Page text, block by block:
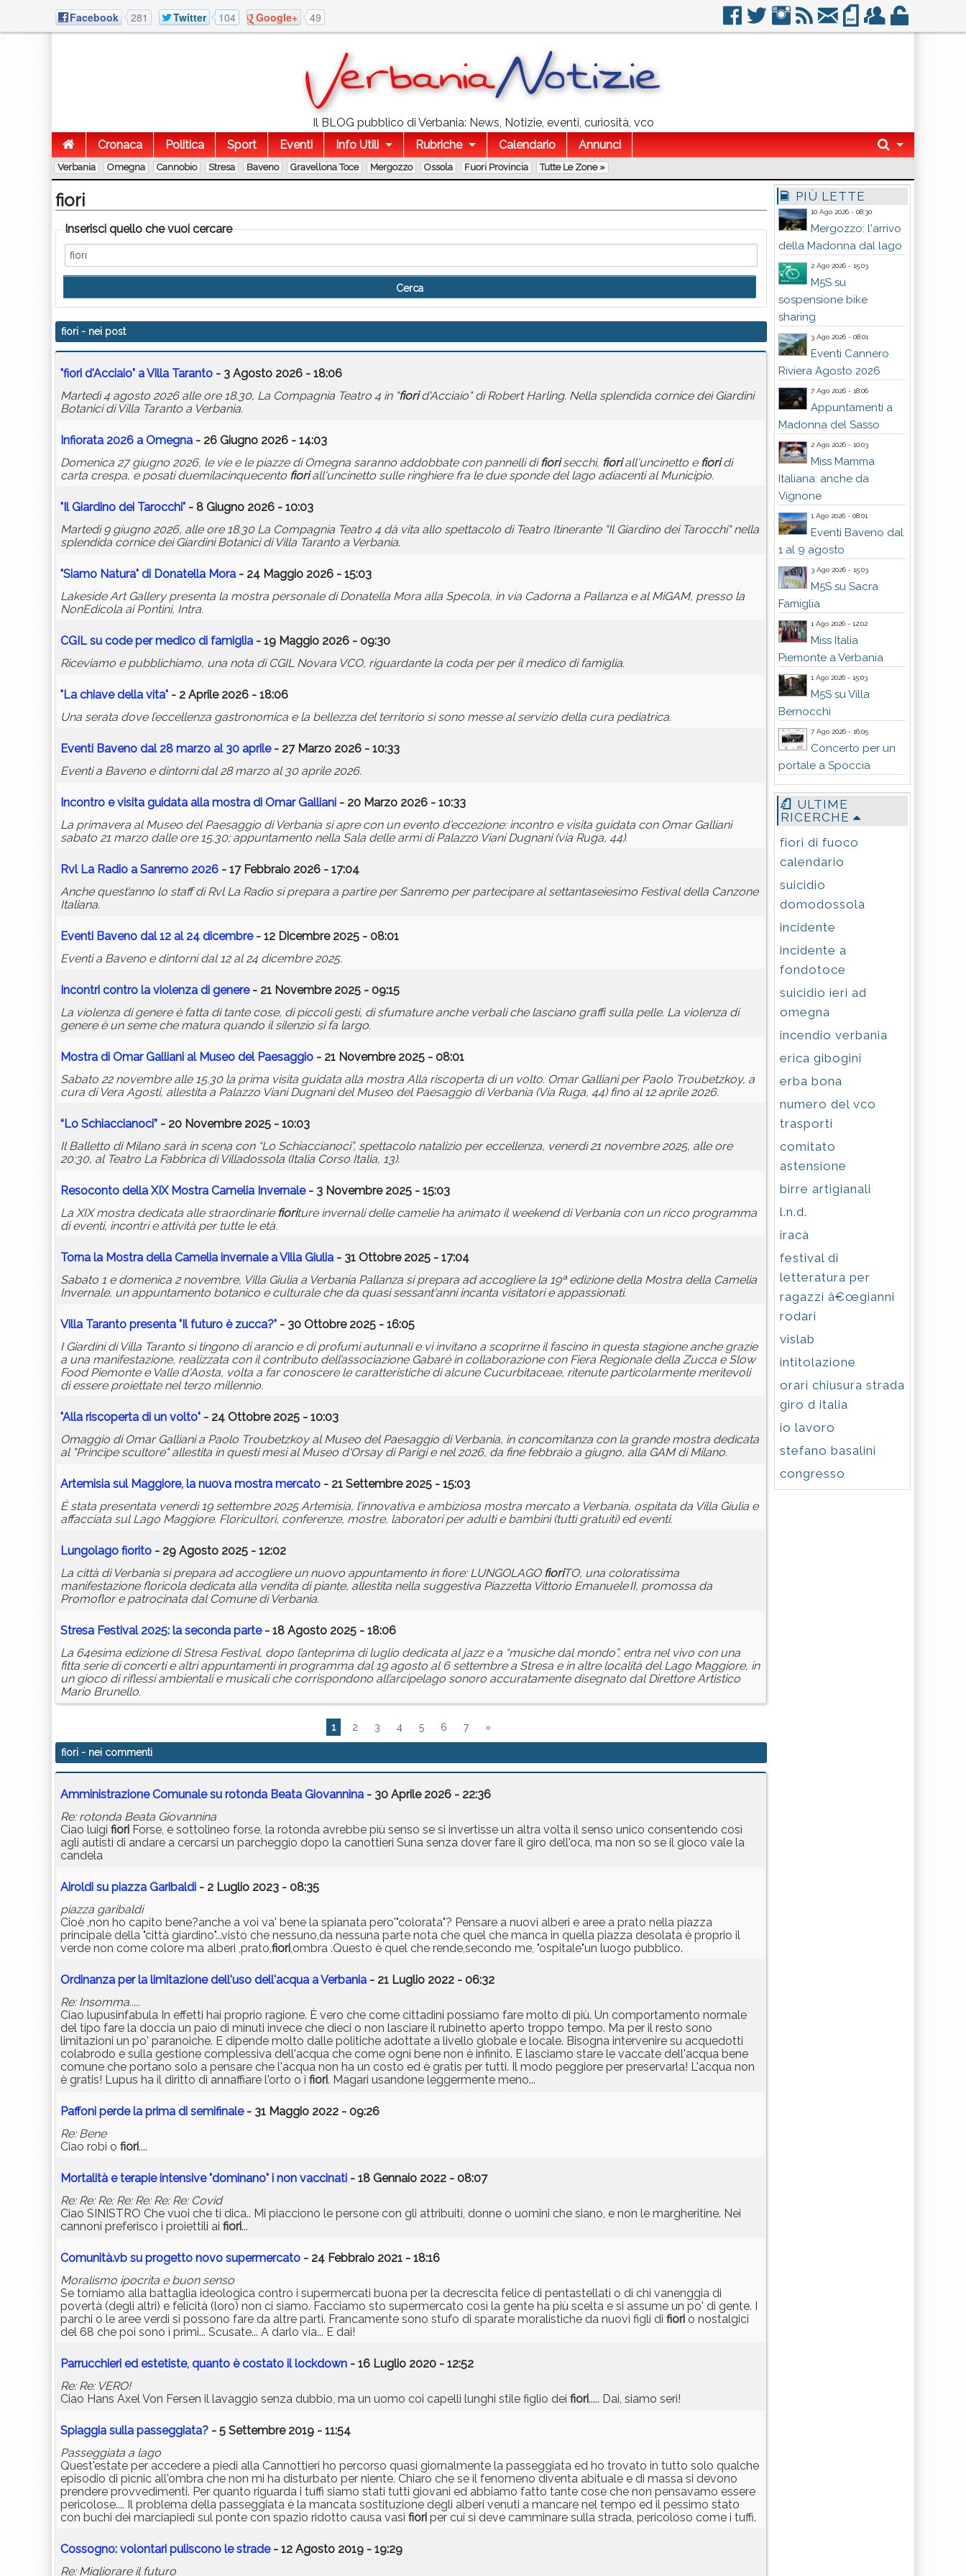
Facebook 281 Twitter 104 Google+ 49
Il BLOG pubblico di Verbania: News, Notizie, eventi, curiosità, vco
Cronaca
Politica Sport Eventi Info Utili Rubriche Calendario Annunci
Verbania Omegna Cannobio Stresa Baveno Gravellona Toce Mergozzo Ossola Fuori Provincia Tutte Le Zone »
fiori
Inserisci quello che vuoi cercare
fiori - nei post
"fiori d'Acciaio" a Villa Taranto - 3 Agosto 2026 - 18:06
Martedì 4 agosto 2026 alle ore 18.30, La Compagnia Teatro 4 in "fiorid'Acciaio" di Robert Harling. Nella splendida cornice dei Giardini
Botanici di Villa Taranto a Verbania.
Infiorata 2026 a Omegna - 26 Giugno 2026 - 14:03
Domenica 27 giugno 2026, le vie e le piazze di Omegna saranno addobbate con pannelli difiorisecchi, fioriall'uncinetto e fioridi
carta crespa, e posati duemilacinquecento fioriall'uncinetto sulle ringhiere fra le due sponde del lago adiacenti al Municipio.
"Il Giardino dei Tarocchi" - 8 Giugno 2026 - 10:03
Martedì 9 giugno 2026, alle ore 18.30 La Compagnia Teatro 4 dà vita allo spettacolo di Teatro Itinerante "Il Giardino dei Tarocchi" nella
splendida cornice dei Giardini Botanici di Villa Taranto a Verbania.
"Siamo Natura" di Donatella Mora - 24 Maggio 2026 - 15:03
Lakeside Art Gallery presenta la mostra personale di Donatella Mora alla Specola, in via Cadorna a Pallanza e al MiGAM, presso la
NonEdicola ai Pontini, Intra.
CGIL su code per medico di famiglia - 19 Maggio 2026 - 09:30
Riceviamo e pubblichiamo, una nota di CGIL Novara VCO, riguardante la coda per per il medico di famiglia.
"La chiave della vita" - 2 Aprile 2026 - 18:06
Una serata dove l’eccellenza gastronomica e la bellezza del territorio si sono messe al servizio della cura pediatrica.
Eventi Baveno dal 28 marzo al 30 aprile- 27 Marzo 2026 - 10:33
Eventi a Baveno e dintorni dal 28 marzo al 30 aprile 2026.
Incontro e visita guidata alla mostra di Omar Galliani - 20 Marzo 2026 - 10:33
La primavera al Museo del Paesaggio di Verbania si apre con un evento d'eccezione: incontro e visita guidata con Omar Galliani
sabato 21 marzo dalle ore 15.30; appuntamento nella Sala delle armi di Palazzo Viani Dugnani (via Ruga, 44).
Rvl La Radio a Sanremo 2026 - 17 Febbraio 2026 - 17:04
Anche quest’anno lo staff di Rvl La Radio si prepara a partire per Sanremo per partecipare al settantaseiesimo Festival della Canzone
Italiana.
Eventi Baveno dal 12 al 24 dicembre- 12 Dicembre 2025 - 08:01
Eventi a Baveno e dintorni dal 12 al 24 dicembre 2025.
Incontri contro la violenza di genere- 21 Novembre 2025 - 09:15
La violenza di genere è fatta di tante cose, di piccoli gesti, di sfumature anche verbali che lasciano graffi sulla pelle. La violenza di
genere è un seme che matura quando il silenzio si fa largo.
Mostra di Omar Galliani al Museo del Paesaggio - 21 Novembre 2025 - 08:01
Sabato 22 novembre alle 15.30 la prima visita guidata alla mostra Alla riscoperta di un volto. Omar Galliani per Paolo Troubetzkoy, a
cura di Vera Agosti, allestita a Palazzo Viani Dugnani del Museo del Paesaggio di Verbania (Via Ruga, 44) fino al 12 aprile 2026.
“Lo Schiaccianoci” - 20 Novembre 2025 - 10:03
Il Balletto di Milano sarà in scena con “Lo Schiaccianoci”, spettacolo natalizio per eccellenza, venerdì 21 novembre 2025, alle ore
20:30, al Teatro La Fabbrica di Villadossola (Italia Corso Italia, 13).
Resoconto della XIX Mostra Camelia Invernale- 3 Novembre 2025 - 15:03
La XIX mostra dedicata alle straordinarie fioriture invernali delle camelie ha animato il weekend di Verbania con un ricco programma
di eventi, incontri e attività per tutte le età.
Torna la Mostra della Camelia invernale a Villa Giulia - 31 Ottobre 2025 - 17:04
Sabato 1 e domenica 2 novembre, Villa Giulia a Verbania Pallanza si prepara ad accogliere la 19ª edizione della Mostra della Camelia
Invernale, un appuntamento botanico e culturale che da quasi sessant'anni incanta visitatori e appassionati.
Villa Taranto presenta "Il futuro è zucca?" - 30 Ottobre 2025 - 16:05
I Giardini di Villa Taranto si tingono di arancio e di profumi autunnali e vi invitano a scoprirne il fascino in questa stagione anche grazie
a una manifestazione, realizzata con il contributo dell’associazione Gabaré in collaborazione con Fiera Regionale della Zucca e Slow
Food Piemonte e Valle d'Aosta, volta a far conoscere le caratteristiche di alcune Cucurbitaceae, ritenute particolarmente meritevoli
di essere proiettate nel terzo millennio.
"Alla riscoperta di un volto" - 24 Ottobre 2025 - 10:03
Omaggio di Omar Galliani a Paolo Troubetzkoy al Museo del Paesaggio di Verbania, in concomitanza con la grande mostra dedicata
al "Principe scultore" allestita in questi mesi al Museo d'Orsay di Parigi e nel 2026, da fine febbraio a giugno, alla GAM di Milano.
Artemisia sul Maggiore, la nuova mostra mercato - 21 Settembre 2025 - 15:03
É stata presentata venerdì 19 settembre 2025 Artemisia, l’innovativa e ambiziosa mostra mercato a Verbania, ospitata da Villa Giulia e
affacciata sul Lago Maggiore. Floricultori, conferenze, mostre, laboratori per adulti e bambini (tutti gratuiti) ed eventi.
Lungolago fiorito - 29 Agosto 2025 - 12:02
La città di Verbania si prepara ad accogliere un nuovo appuntamento in fiore: LUNGOLAGO fioriTO, una coloratissima
manifestazione floricola dedicata alla vendita di piante, allestita nella suggestiva Piazzetta Vittorio Emanuele II, promossa da
Promoflor e patrocinata dal Comune di Verbania.
Stresa Festival 2025: la seconda parte- 18 Agosto 2025 - 18:06
La 64esima edizione di Stresa Festival, dopo l’anteprima di luglio dedicata al jazz e a “musiche dal mondo”, entra nel vivo con una
fitta serie di concerti e altri appuntamenti in programma dal 19 agosto al 6 settembre a Stresa e in altre località del Lago Maggiore, in
un gioco di riflessi ambientali e musicali che corrispondono all’arcipelago sonoro accuratamente disegnato dal Direttore Artistico
Mario Brunello.
1 2 3 4 5 6 7 »
fiori - nei commenti
Amministrazione Comunale su rotonda Beata Giovannina - 30 Aprile 2026 - 22:36
Re: rotonda Beata Giovannina
Ciao luigi fiori Forse, e sottolineo forse, la rotonda avrebbe più senso se si invertisse un altra volta il senso unico consentendo così
agli autisti di andare a cercarsi un parcheggio dopo la canottieri Suna senza dover fare il giro dell'oca, ma non so se il gioco vale la
candela
Airoldi su piazza Garibaldi - 2 Luglio 2023 - 08:35
piazza garibaldi
Cioè ,non ho capito bene?anche a voi va' bene la spianata pero'"colorata"? Pensare a nuovi alberi e aree a prato nella piazza
principale della "città giardino"...visto che nessuno,da nessuna parte nota che quel che manca in quella piazza desolata è proprio il
verde non come colore ma alberi ,prato,fiori,ombra .Questo è quel che rende,secondo me, "ospitale"un luogo pubblico.
Ordinanza per la limitazione dell'uso dell'acqua a Verbania - 21 Luglio 2022 - 06:32
Re: Insomma.....
Ciao lupusinfabula In effetti hai proprio ragione. È vero che come cittadini possiamo fare molto di più. Un comportamento normale
del tipo fare la doccia un paio di minuti invece che dieci o non lasciare il rubinetto aperto troppo tempo. Ma per il resto sono
limitazioni un po' paranoiche. E dipende molto dalle politiche adottate a livello globale e locale. Bisogna intervenire su acquedotti
colabrodo e sulla gestione complessiva dell'acqua che come ogni bene non è infinito. E lasciamo stare le vaccate dell'acqua bene
comune che portano solo a pensare che l'acqua non ha un costo ed è gratis per tutti. Il modo peggiore per preservarla! L'acqua non
è gratis! Lupus ha il diritto di annaffiare l'orto o i fiori. Magari usandone leggermente meno...
Paffoni perde la prima di semifinale- 31 Maggio 2022 - 09:26
Re: Bene
Ciao robi o fiori....
Mortalità e terapie intensive "dominano" i non vaccinati - 18 Gennaio 2022 - 08:07
Re: Re: Re: Re: Re: Re: Re: Covid
Ciao SINISTRO Che vuoi che ti dica.. Mi piacciono le persone con gli attribuiti, donne o uomini che siano, e non le margheritine. Nei
cannoni preferisco i proiettili ai fiori...
Comunità.vb su progetto novo supermercato - 24 Febbraio 2021 - 18:16
Moralismo ipocrita e buon senso
Se torniamo alla battaglia ideologica contro i supermercati buona per la decrescita felice di pentastellati o di chi vanenggia di
povertà (degli altri) e felicità (loro) non ci siamo. Facciamo sto supermercato così la gente ha più scelta e si assume un po' di gente. I
parchi o le aree verdi si possono fare da altre parti. Francamente sono stufo di sparate moralistiche da nuovi figli di fiori o nostalgici
del 68 che poi sono i primi... Scusate... A darlo via... E dai!
Parrucchieri ed estetiste, quanto è costato il lockdown - 16 Luglio 2020 - 12:52
Re: Re: VERO!
Ciao Hans Axel Von Fersen il lavaggio senza dubbio, ma un uomo coi capelli lunghi stile figlio dei fiori..... Dai, siamo seri!
Spiaggia sulla passeggiata? - 5 Settembre 2019 - 11:54
Passeggiata a lago
Quest'estate per accedere a piedi alla Cannottieri ho percorso quasi giornalmente la passeggiata ed ho trovato in tutto solo qualche
episodio di picnic all'ombra che non mi ha disturbato per niente. Chiaro che se il fenomeno diventa abituale e di massa si devono
prendere provvedimenti. Per quanto riguarda i tuffi siamo stati tutti giovani ed abbiamo fatto tante cose che non pensavamo essere
pericolose.... Il problema della passeggiata è la mancata sostituzione degli alberi venuti a mancare nel tempo ed il pessimo stato
con buchi dei marciapiedi sul ponte con spazio ridotto causa vasi fiori per cui si deve camminare sulla strada, pericoloso come i tuffi.
Cossogno: volontari puliscono le strade- 12 Agosto 2019 - 19:29
Re: Migliorare il futuro
PIÙ LETTE
10 Ago 2026 - 08:30
Mergozzo: l'arrivo
della Madonna dal lago
2 Ago 2026 - 15:03
M5S su
sospensione bike
sharing
3 Ago 2026 - 08:01
Eventi Cannero
Riviera Agosto 2026
7 Ago 2026 - 18:06
Appuntamenti a
Madonna del Sasso
2 Ago 2026 - 10:03
Miss Mamma
Italiana: anche da
Vignone
1 Ago 2026 - 08:01
Eventi Baveno dal
1 al 9 agosto
3 Ago 2026 - 15:03
M5S su Sacra
Famiglia
1 Ago 2026 - 12:02
Miss Italia
Piemonte a Verbania
1 Ago 2026 - 15:03
M5S su Villa
Bernocchi
7 Ago 2026 - 16:05
Concerto per un
portale a Spoccia
ULTIME
RICERCHE
fiori di fuoco
calendario
suicidio
domodossola
incidente
incidente a
fondotoce
suicidio ieri ad
omegna
incendio verbania
erica gibogini
erba bona
numero del vco
trasporti
comitato
astensione
birre artigianali
l.n.d.
iracà
festival di
letteratura per
ragazzi â€œgianni
rodari
vislab
intitolazione
orari chiusura strada
giro d italia
io lavoro
stefano basalini
congresso